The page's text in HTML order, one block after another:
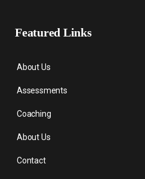
Featured Links
About Us
Assessments
Coaching
About Us
Contact